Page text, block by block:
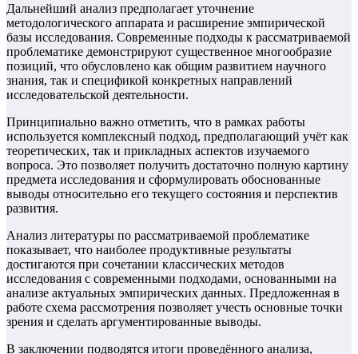
Дальнейший анализ предполагает уточнение
методологического аппарата и расширение эмпирической
базы исследования. Современные подходы к рассматриваемой
проблематике демонстрируют существенное многообразие
позиций, что обусловлено как общим развитием научного
знания, так и спецификой конкретных направлений
исследовательской деятельности.
Принципиально важно отметить, что в рамках работы
используется комплексный подход, предполагающий учёт как
теоретических, так и прикладных аспектов изучаемого
вопроса. Это позволяет получить достаточно полную картину
предмета исследования и сформулировать обоснованные
выводы относительно его текущего состояния и перспектив
развития.
Анализ литературы по рассматриваемой проблематике
показывает, что наиболее продуктивные результаты
достигаются при сочетании классических методов
исследования с современными подходами, основанными на
анализе актуальных эмпирических данных. Предложенная в
работе схема рассмотрения позволяет учесть основные точки
зрения и сделать аргументированные выводы.
В заключении подводятся итоги проведённого анализа,